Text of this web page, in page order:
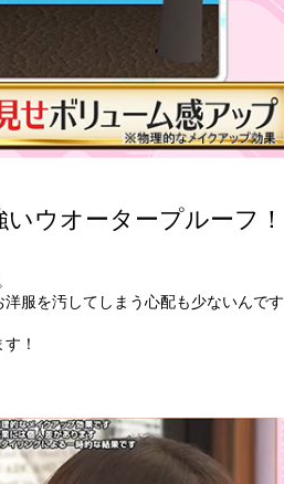
ウオータープルーフ！
服を汚してしまう心配も少ないんです
！